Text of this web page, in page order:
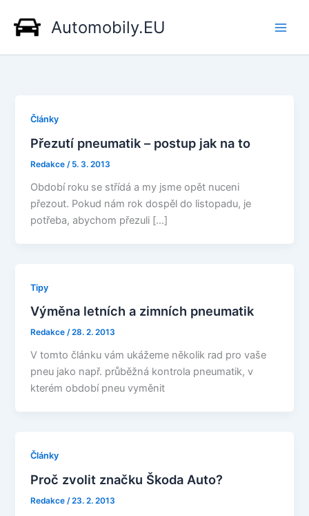
obsah
Automobily.EU
Články
Přezutí pneumatik – postup jak na to
Redakce/ 5. 3. 2013
Období roku se střídá a my jsme opět nuceni
přezout. Pokud nám rok dospěl do listopadu, je
potřeba, abychom přezuli […]
Tipy
Výměna letních a zimních pneumatik
Redakce/28. 2. 2013
V tomto článku vám ukážeme několik rad pro vaše
pneu jako např. průběžná kontrola pneumatik, v
kterém období pneu vyměnit
Články
Proč zvolit značku Škoda Auto?
Redakce /23. 2. 2013